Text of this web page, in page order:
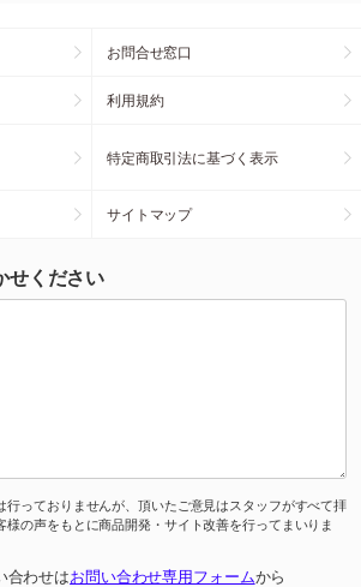
お問合せ窓口
利用規約
特定商取引法に基づく表示
サイトマップ
せください
行っておりませんが、頂いたご意見はスタッフがすべて拝
様の声をもとに商品開発・サイト改善を行ってまいりま
合わせはお問い合わせ専用フォームから